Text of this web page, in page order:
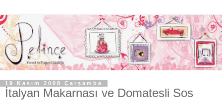
19 Kasım 2008 Çarşamba
İtalyan Makarnası ve Domatesli Sos